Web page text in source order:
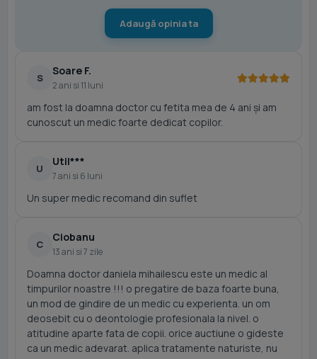
Adaugă opinia ta
S
Soare F.
2 ani si 11 luni
am fost la doamna doctor cu fetita mea de 4 ani și am
cunoscut un medic foarte dedicat copilor.
U
Util***
7 ani si 6 luni
Un super medic recomand din suflet
C
Ciobanu
13 ani si 7 zile
Doamna doctor daniela mihailescu este un medic al
timpurilor noastre !!! o pregatire de baza foarte buna,
un mod de gindire de un medic cu experienta. un om
deosebit cu o deontologie profesionala la nivel. o
atitudine aparte fata de copii. orice auctiune o gideste
ca un medic adevarat. aplica tratamente naturiste, nu